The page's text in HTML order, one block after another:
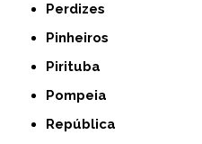
Perdizes
Pinheiros
Pirituba
Pompeia
República